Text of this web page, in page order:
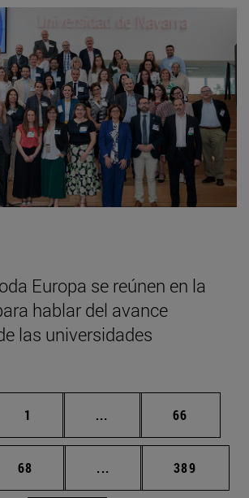
Europa se reúnen en la
hablar del avance
las universidades
Página
1 ... Páginas intermedias
Página
66
Página
68 ... Páginas intermedias
Página
389